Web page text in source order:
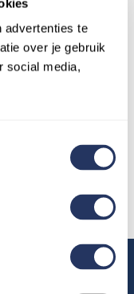
advertenties te
over je gebruik
social media,
van Rvdb